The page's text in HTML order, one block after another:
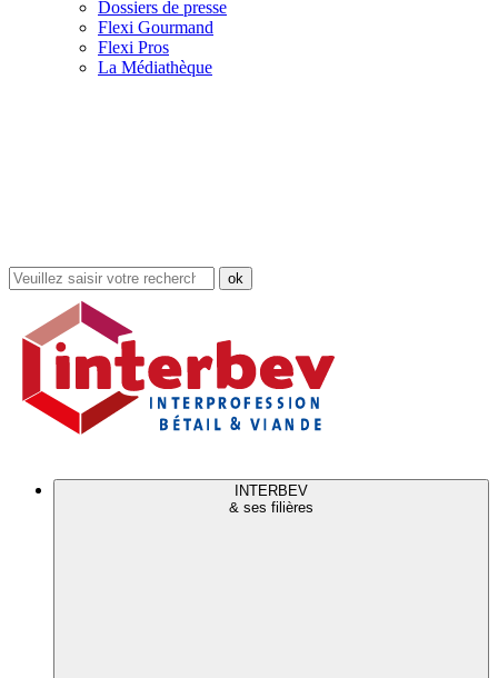
Dossiers de presse
Flexi Gourmand
Flexi Pros
La Médiathèque
Rechercher
dans
site
INTERBEV
& ses filières